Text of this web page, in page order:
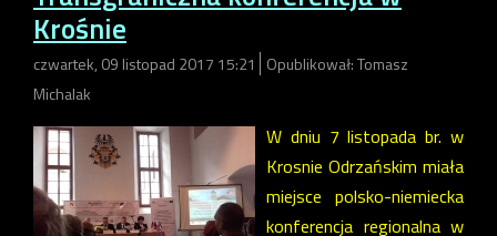
Krośnie
czwartek, 09 listopad 2017 15:21
Opublikował: Tomasz
Michalak
W dniu 7 listopada br. w
Krosnie Odrzańskim miała
miejsce polsko-niemiecka
konferencja regionalna w